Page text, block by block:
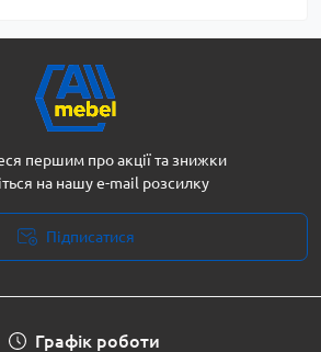
першим про акції та знижки
на нашу e-mail розсилку
Підписатися
Графік роботи